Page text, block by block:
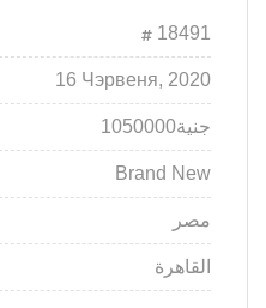
18491
16 Чэрвеня, 2020
1050000جنية
Brand New
مصر
القاهرة